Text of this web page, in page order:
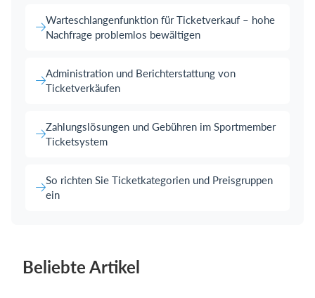
Warteschlangenfunktion für Ticketverkauf – hohe
Nachfrage problemlos bewältigen
Administration und Berichterstattung von
Ticketverkäufen
Zahlungslösungen und Gebühren im Sportmember
Ticketsystem
So richten Sie Ticketkategorien und Preisgruppen
ein
Beliebte Artikel